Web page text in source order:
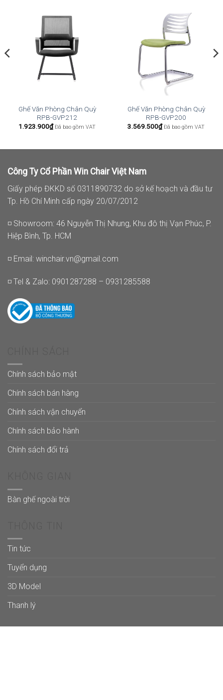
Ghế Văn Phòng Chân Quỳ
RPB-GVP212
1.923.900₫ Đã bao gồm VAT
Ghế Văn Phòng Chân Quỳ
RPB-GVP200
3.569.500₫ Đã bao gồm VAT
Công Ty Cổ Phần Win Chair Việt Nam
Giấy phép ĐKKD số 0311890732 do sở kế hoạch và đầu tư
Tp. Hồ Chí Minh cấp ngày 20/07/2012
◽ Showroom: 46 Nguyễn Thị Nhung, Khu đô thị Vạn Phúc, P.
Hiệp Bình, Tp. HCM
◽ Email: winchair.vn@gmail.com
◽ Tel & Zalo: 0901287288 – 0931285588
Chính sách bảo mật
Chính sách bán hàng
Chính sách vận chuyển
Chính sách bảo hành
Chính sách đổi trả
Bàn ghế ngoài trời
Tin tức
Tuyển dụng
3D Model
Thanh lý